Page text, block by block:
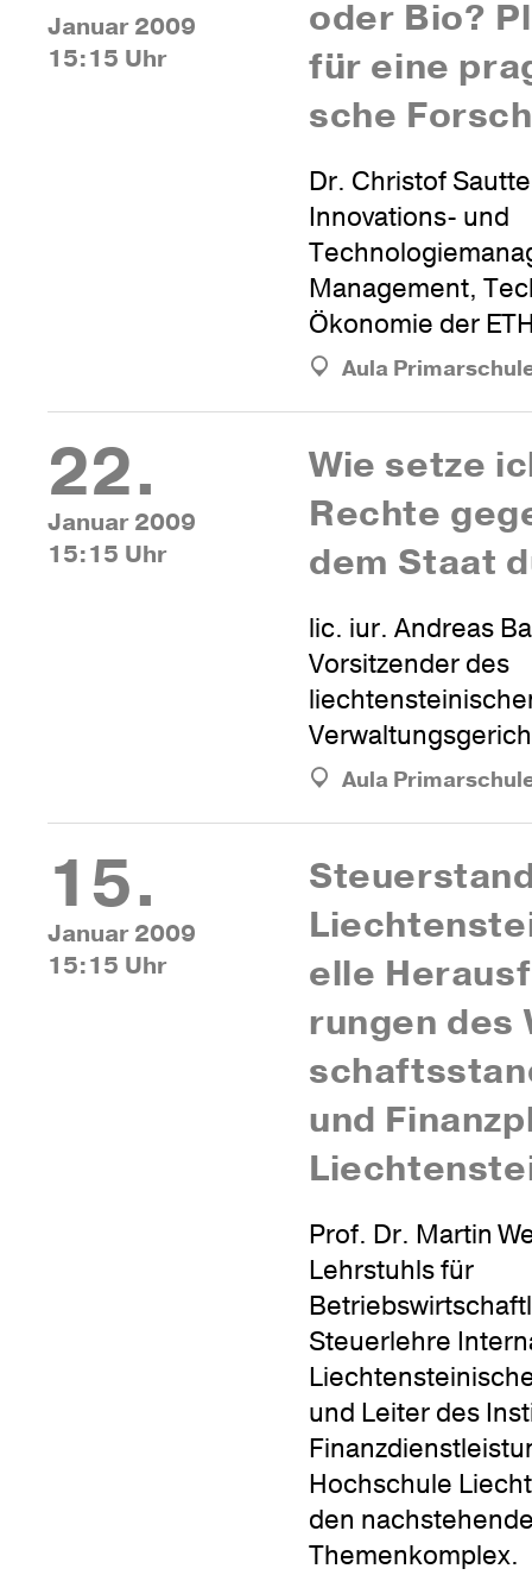
Januar 2009
15:15 Uhr
oder Bio?
für eine
sche
Dr. Christof
Innovations- und
Management,
Ökonomie der
Aula
22.
Januar 2009
15:15 Uhr
Wie setze
Rechte
dem Staat
lic. iur. Andreas
Vorsitzender des
Aula
15.
Januar 2009
15:15 Uhr
elle
rungen
und
Prof. Dr. Martin
Lehrstuhls für
Steuerlehre
und Leiter des
Hochschule
den
Themenkomplex.